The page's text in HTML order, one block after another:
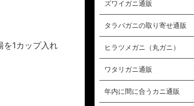
を1カップ入れ
ズワイガニ通販
タラバガニの取り寄せ通販
ヒラツメガニ（丸ガニ）
ワタリガニ通販
年内に間に合うカニ通販